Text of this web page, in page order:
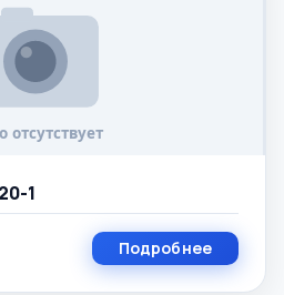
1
Подробнее